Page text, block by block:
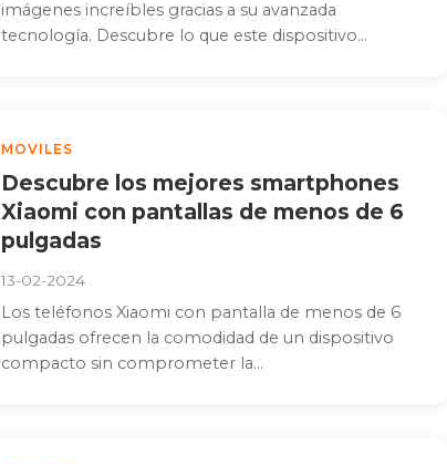
imágenes increíbles gracias a su avanzada
tecnología. Descubre lo que este dispositivo...
MOVILES
Descubre los mejores smartphones
Xiaomi con pantallas de menos de 6
pulgadas
13-02-2024
Los teléfonos Xiaomi con pantalla de menos de 6
pulgadas ofrecen la comodidad de un dispositivo
compacto sin comprometer la...